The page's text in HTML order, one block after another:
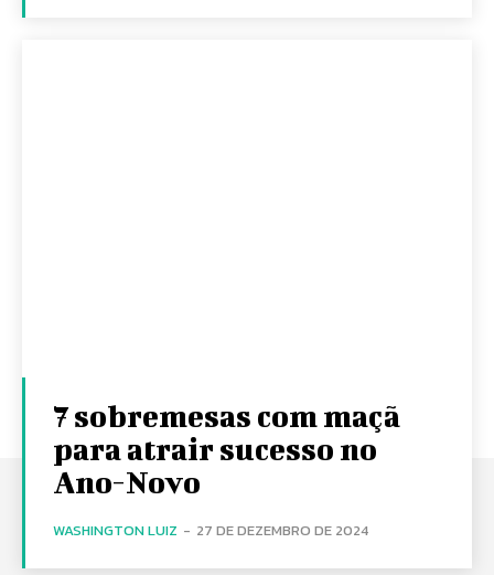
7 sobremesas com maçã
para atrair sucesso no
Ano-Novo
WASHINGTON LUIZ - 27 DE DEZEMBRO DE 2024